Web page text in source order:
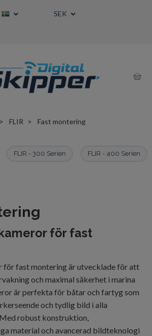
SEK
FLIR Fast montering
FLIR - 300 Serien FLIR - 400 Serien
för fast
för fast montering är utvecklade för att
och maximal säkerhet i marina
är perfekta för båtar och fartyg som
och tydlig bild i alla
robust konstruktion,
material och avancerad bildteknologi